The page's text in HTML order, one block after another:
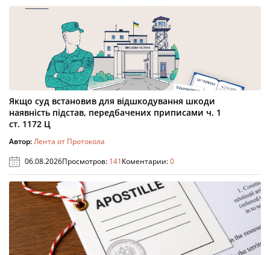
Якщо суд встановив для відшкодування шкоди
наявність підстав, передбачених приписами ч. 1
ст. 1172 Ц
Автор:Лента от Протокола
06.08.2026Просмотров: 141Коментарии:0